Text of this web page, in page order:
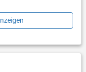
Laminat